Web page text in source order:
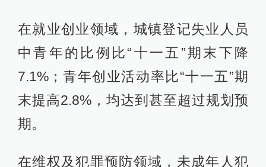
在就业创业领域，城镇登记失业人员
中青年的比例比“十一五”期末下降
7.1%；青年创业活动率比“十一五”期
末提高2.8%，均达到甚至超过规划预
期。
在维权及犯罪预防领域，未成年人犯